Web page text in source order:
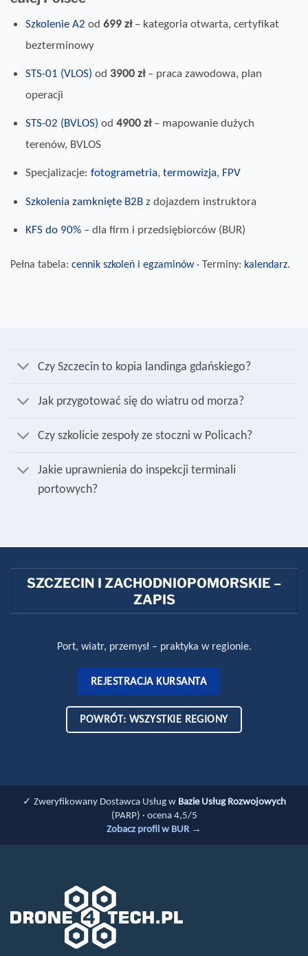
Szkolenie A2 od699 zł– kategoria otwarta, certyfikat
bezterminowy
STS-01 (VLOS) od 3900 zł– praca zawodowa, plan
operacji
STS-02 (BVLOS) od4900 zł– mapowanie dużych
terenów, BVLOS
Specjalizacje:fotogrametria,termowizja, FPV
Szkolenia zamknięte B2Bz dojazdem instruktora
KFS do 90% – dla firm i przedsiębiorców (BUR)
Pełna tabela: cennik szkoleń i egzaminów· Terminy: kalendarz.
Czy Szczecin to kopia landinga gdańskiego?
Jak przygotować się do wiatru od morza?
Czy szkolicie zespoły ze stoczni w Policach?
Jakie uprawnienia do inspekcji terminali
portowych?
SZCZECIN I ZACHODNIOPOMORSKIE –
ZAPIS
Port, wiatr, przemysł – praktyka w regionie.
REJESTRACJA KURSANTA
POWRÓT: WSZYSTKIE REGIONY
✓ Zweryfikowany Dostawca Usług w Bazie Usług Rozwojowych
(PARP) · ocena 4,5/5
Zobacz profil w BUR →